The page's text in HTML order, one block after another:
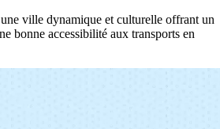
ville dynamique et culturelle offrant un
bonne accessibilité aux transports en